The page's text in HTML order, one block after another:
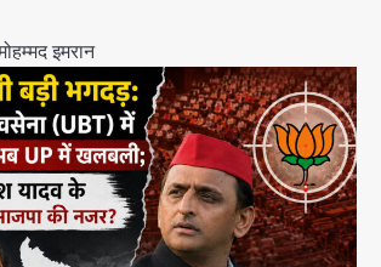
इमरान